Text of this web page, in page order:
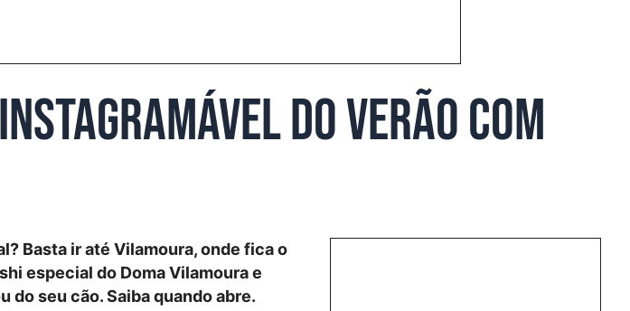
do verão com
Basta ir até Vilamoura, onde fica o
especial do Doma Vilamoura e
seu cão. Saiba quando abre.